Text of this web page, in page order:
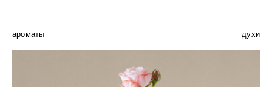
ароматы духи